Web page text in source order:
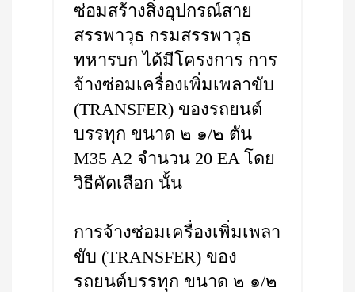
ซ่อมสร้างสิ่งอุปกรณ์สาย
สรรพาวุธ กรมสรรพาวุธ
ทหารบก ได้มีโครงการ การ
จ้างซ่อมเครื่องเพิ่มเพลาขับ
(TRANSFER) ของรถยนต์
บรรทุก ขนาด ๒ ๑/๒ ตัน
M35 A2 จำนวน 20 EA โดย
วิธีคัดเลือก นั้น
การจ้างซ่อมเครื่องเพิ่มเพลา
ขับ (TRANSFER) ของ
รถยนต์บรรทุก ขนาด ๒ ๑/๒